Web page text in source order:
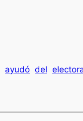
ayudó del